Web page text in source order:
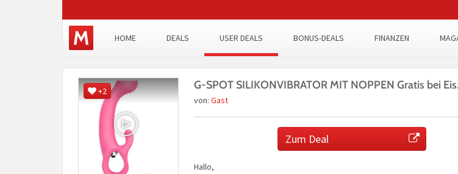
HOME DEALS USER DEALS BONUS-DEALS FINANZEN
+2 G-SPOT SILIKONVIBRATOR MIT NOPPEN Gratis bei
von: Gast
Zum Deal
Hallo,